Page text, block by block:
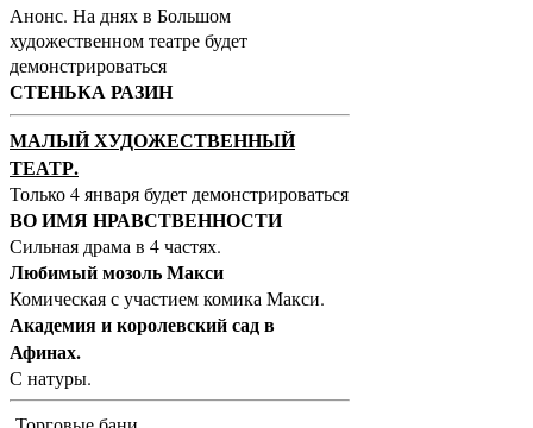
Анонс. На днях в Большом
художественном театре будет
демонстрироваться
СТЕНЬКА РАЗИН
МАЛЫЙ ХУДОЖЕСТВЕННЫЙ
ТЕАТР.
Только 4 января будет демонстрироваться
ВО ИМЯ НРАВСТВЕННОСТИ
Сильная драма в 4 частях.
Любимый мозоль Макси
Комическая с участием комика Макси.
Академия и королевский сад в
Афинах.
С натуры.